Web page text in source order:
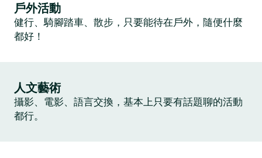
戶外活動
健行、騎腳踏車、散步，只要能待在戶外，隨便什麼
都好！
人文藝術
攝影、電影、語言交換，基本上只要有話題聊的活動
都行。